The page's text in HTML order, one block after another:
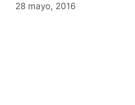
28 mayo, 2016